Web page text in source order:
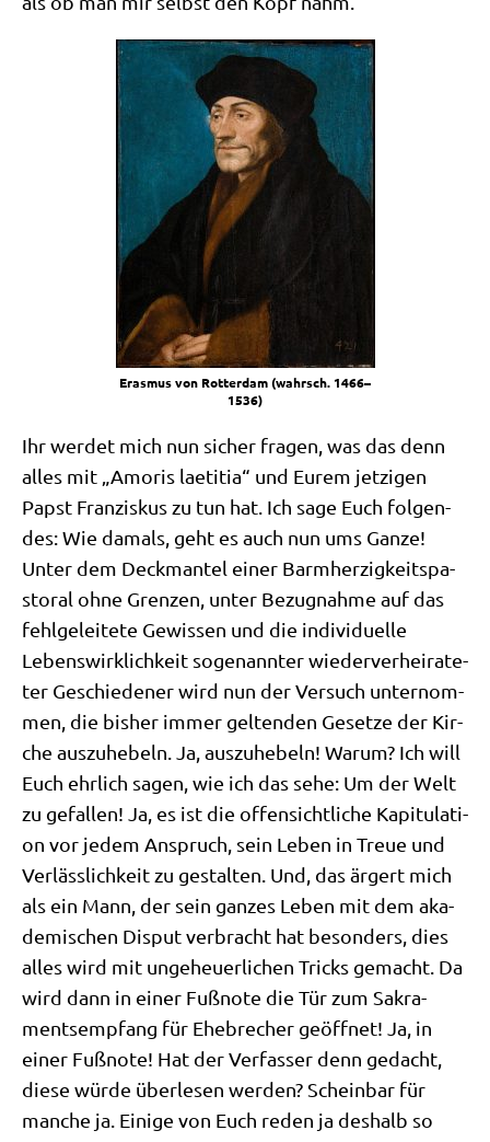
Eras­mus von Rot­ter­dam (wahrsch. 1466–
1536)
Ihr wer­det mich nun sicher fra­gen, was das denn
alles mit „Amo­ris lae­ti­tia“ und Eurem jet­zi­gen
Papst Fran­zis­kus zu tun hat. Ich sage Euch fol­gen­
des: Wie damals, geht es auch nun ums Gan­ze!
Unter dem Deck­man­tel einer Barm­her­zig­keits­pa­
sto­ral ohne Gren­zen, unter Bezug­nah­me auf das
fehl­ge­lei­te­te Gewis­sen und die indi­vi­du­el­le
Lebens­wirk­lich­keit soge­nann­ter wie­der­ver­hei­ra­te­
ter Geschie­de­ner wird nun der Ver­such unter­nom­
men, die bis­her immer gel­ten­den Geset­ze der Kir­
che aus­zu­he­beln. Ja, aus­zu­he­beln! War­um? Ich will
Euch ehr­lich sagen, wie ich das sehe: Um der Welt
zu gefal­len! Ja, es ist die offen­sicht­li­che Kapi­tu­la­ti­
on vor jedem Anspruch, sein Leben in Treue und
Ver­läss­lich­keit zu gestal­ten. Und, das ärgert mich
als ein Mann, der sein gan­zes Leben mit dem aka­
de­mi­schen Dis­put ver­bracht hat beson­ders, dies
alles wird mit unge­heu­er­li­chen Tricks gemacht. Da
wird dann in einer Fuß­no­te die Tür zum Sakra­
ments­emp­fang für Ehe­bre­cher geöff­net! Ja, in
einer Fuß­no­te! Hat der Ver­fas­ser denn gedacht,
die­se wür­de über­le­sen wer­den? Schein­bar für
man­che ja. Eini­ge von Euch reden ja des­halb so